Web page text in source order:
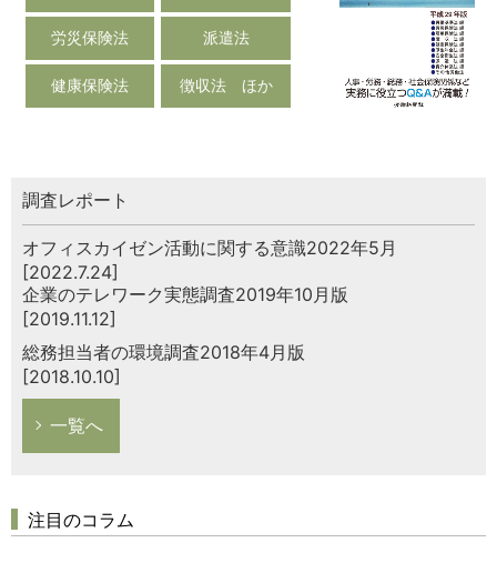
労災保険法 派遣法
健康保険法 徴収法 ほか
調査レポート
オフィスカイゼン活動に関する意識2022年5月
[2022.7.24]
企業のテレワーク実態調査2019年10月版
[2019.11.12]
総務担当者の環境調査2018年4月版
[2018.10.10]
一覧へ
注目のコラム